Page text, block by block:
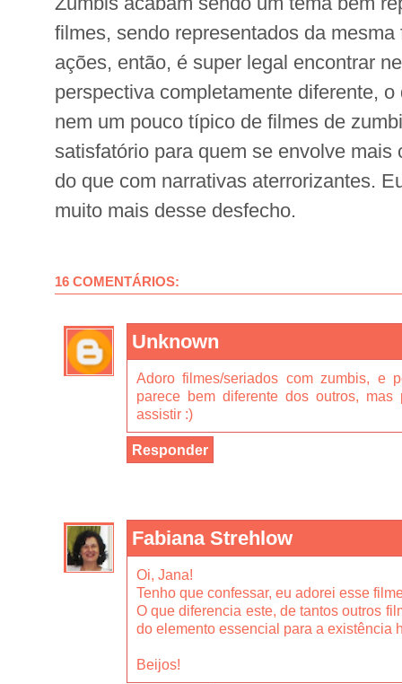
filmes, sendo representados da
ações, então, é super legal encontrar
perspectiva completamente diferente,
nem um pouco típico de filmes de
satisfatório para quem se envolve mais
do que com narrativas aterrorizantes.
muito mais desse desfecho.
16 COMENTÁRIOS:
Unknown
Adoro filmes/seriados com zumbis,
parece bem diferente dos outros,
assistir :)
Responder
Fabiana Strehlow
Oi, Jana!
Tenho que confessar, eu adorei esse
O que diferencia este, de tantos outros
do elemento essencial para a existência
Beijos!